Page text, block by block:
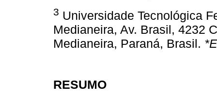
3 Universidade Tecnológica
Medianeira, Av. Brasil, 4232
Medianeira, Paraná, Brasil.
RESUMO